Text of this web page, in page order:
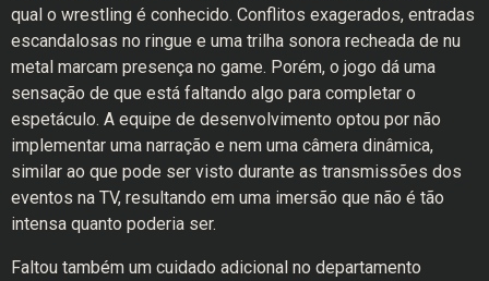
qual o wrestling é conhecido. Conflitos exagerados, entradas
escandalosas no ringue e uma trilha sonora recheada de nu
metal marcam presença no game. Porém, o jogo dá uma
sensação de que está faltando algo para completar o
espetáculo. A equipe de desenvolvimento optou por não
implementar uma narração e nem uma câmera dinâmica,
similar ao que pode ser visto durante as transmissões dos
eventos na TV, resultando em uma imersão que não é tão
intensa quanto poderia ser.
Faltou também um cuidado adicional no departamento